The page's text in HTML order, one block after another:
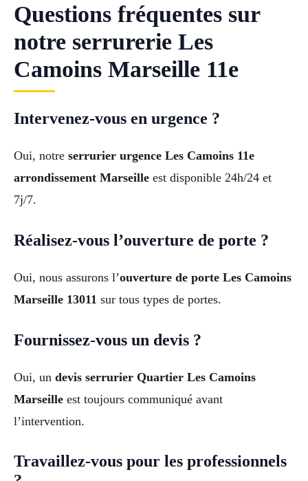
Questions fréquentes sur
notre serrurerie Les
Camoins Marseille 11e
Intervenez-vous en urgence ?
Oui, notre serrurier urgence Les Camoins 11e
arrondissement Marseille est disponible 24h/24 et
7j/7.
Réalisez-vous l’ouverture de porte ?
Oui, nous assurons l’ouverture de porte Les Camoins
Marseille 13011 sur tous types de portes.
Fournissez-vous un devis ?
Oui, un devis serrurier Quartier Les Camoins
Marseille est toujours communiqué avant
l’intervention.
Travaillez-vous pour les professionnels